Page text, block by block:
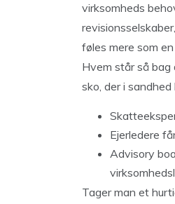
virksomheds
føles mere som
Hvem står så bag
sko, der i
Ejerledere
Advisory
Tager man et